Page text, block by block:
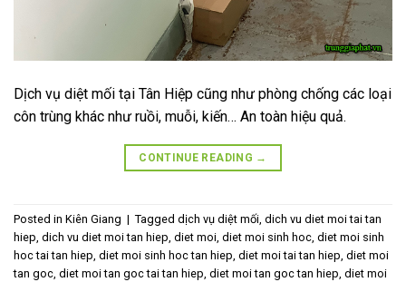
Dịch vụ diệt mối tại Tân Hiệp cũng như phòng chống các loại
côn trùng khác như ruồi, muỗi, kiến… An toàn hiệu quả.
CONTINUE READING →
Posted in Kiên Giang | Tagged dịch vụ diệt mối, dich vu diet moi tai tan
hiep, dich vu diet moi tan hiep, diet moi, diet moi sinh hoc, diet moi sinh
hoc tai tan hiep, diet moi sinh hoc tan hiep, diet moi tai tan hiep, diet moi
tan goc, diet moi tan goc tai tan hiep, diet moi tan goc tan hiep, diet moi